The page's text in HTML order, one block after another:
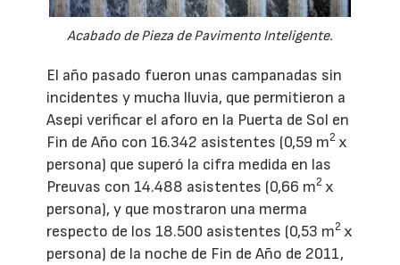
Acabado de Pieza de Pavimento Inteligente.
El año pasado fueron unas campanadas sin
incidentes y mucha lluvia, que permitieron a
Asepi verificar el aforo en la Puerta de Sol en
Fin de Año con 16.342 asistentes (0,59 m2 x
persona) que superó la cifra medida en las
Preuvas con 14.488 asistentes (0,66 m2 x
persona), y que mostraron una merma
respecto de los 18.500 asistentes (0,53 m2 x
persona) de la noche de Fin de Año de 2011,